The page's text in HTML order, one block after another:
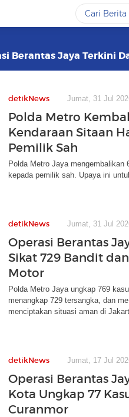
Berantas Jaya Terkini
detikNews Jumat, 31 Jul
Polda Metro
Kendaraan Sitaan
Pemilik Sah
Polda Metro Jaya
kepada pemilik sah. Upaya ini
detikNews Jumat, 31 Jul
Operasi Berantas
Sikat 729 Bandit
Motor
Polda Metro Jaya ungkap 769
menangkap 729 tersangka, dan
menciptakan situasi aman di
detikNews Jumat, 17 Jul
Operasi Berantas
Kota Ungkap 77
Curanmor